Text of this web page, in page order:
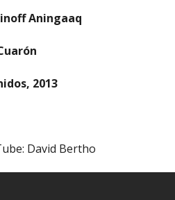
Aningaaq
2013
David Bertho